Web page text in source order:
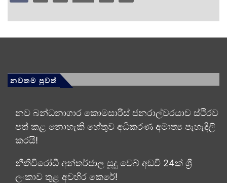
නවතම පුවත්
නව බන්ධනාගාර කොමසාරිස් ජනරාල්වරයාව ස්ථිරව
පත් කළ නොහැකි හේතුව අධිකරණ අමාත්‍ය පැහැදිලි
කරයි!
නීතිවිරෝධී අන්තර්ජාල සූදු වෙබ් අඩවි 24ක් ශ්‍රී
ලංකාව තුළ අවහිර කෙරේ!